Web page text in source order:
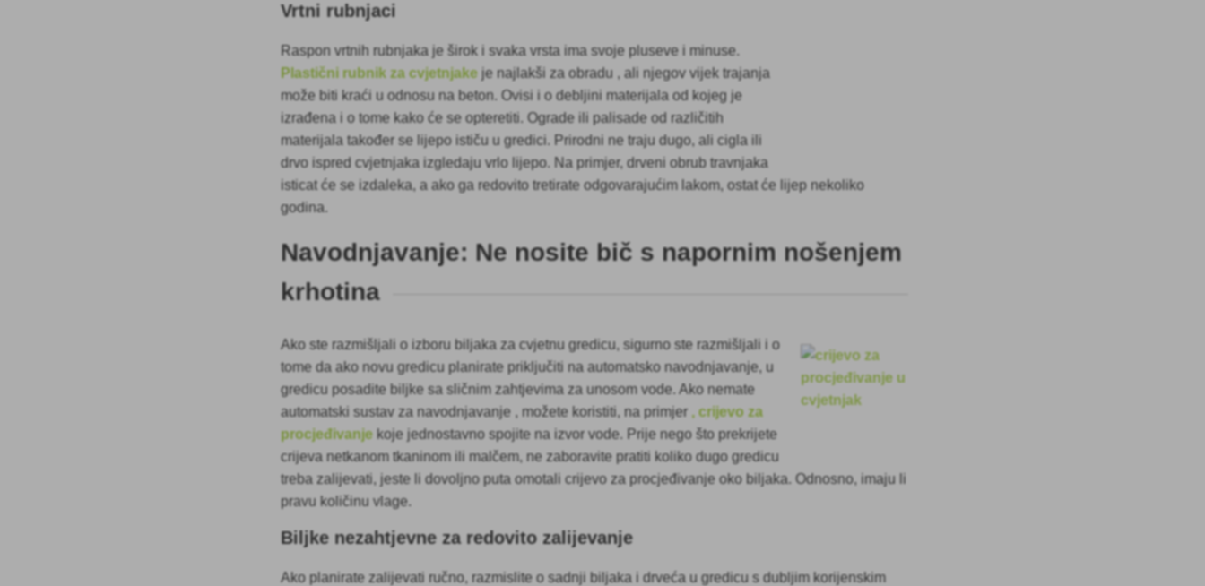
Vrtni rubnjaci
Raspon vrtnih rubnjaka je širok i svaka vrsta ima svoje pluseve i minuse.
Plastični rubnik za cvjetnjake je najlakši zaobradu , ali njegov vijek trajanja
može biti kraći u odnosu na beton. Ovisi i o debljini materijala od kojeg je
izrađena i o tome kako će se opteretiti. Ograde ili palisade od različitih
materijala također se lijepo ističu u gredici. Prirodni ne traju dugo, ali cigla ili
drvo ispred cvjetnjaka izgledaju vrlo lijepo. Na primjer, drveni obrub travnjaka
isticat će se izdaleka, a ako ga redovito tretirate odgovarajućim lakom, ostat će lijep nekoliko
godina.
Navodnjavanje: Ne nosite bič s napornim nošenjem
krhotina
Ako ste razmišljali o izboru biljaka za cvjetnu gredicu, sigurno ste razmišljali i o
tome da ako novu gredicu planirate priključiti na automatsko navodnjavanje, u
gredicu posadite biljke sa sličnim zahtjevima za unosom vode. Ako nemate
automatski sustav za navodnjavanje , možete koristiti, na primjer , crijevo za
procjeđivanje koje jednostavno spojite na izvor vode. Prije nego što prekrijete
crijeva netkanom tkaninom ili malčem, ne zaboravite pratiti koliko dugo gredicu
treba zalijevati, jeste li dovoljno puta omotali crijevo za procjeđivanje oko biljaka. Odnosno, imaju li
pravu količinu vlage.
Biljke nezahtjevne za redovito zalijevanje
Ako planirate zalijevati ručno, razmislite o sadnji biljaka i drveća u gredicu s dubljim korijenskim